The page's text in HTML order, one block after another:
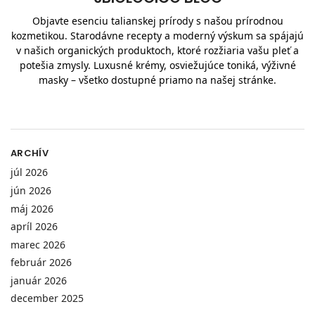
Objavte esenciu talianskej prírody s našou prírodnou
kozmetikou. Starodávne recepty a moderný výskum sa spájajú
v našich organických produktoch, ktoré rozžiaria vašu pleť a
potešia zmysly. Luxusné krémy, osviežujúce toniká, výživné
masky – všetko dostupné priamo na našej stránke.
ARCHÍV
júl 2026
jún 2026
máj 2026
apríl 2026
marec 2026
február 2026
január 2026
december 2025